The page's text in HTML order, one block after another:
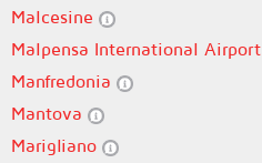
Malcesine
Malpensa International Airport
Manfredonia
Mantova
Marigliano